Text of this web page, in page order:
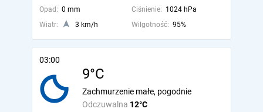
Opad: 0 mm Ciśnienie: 1024 hPa
Wiatr:
3 km/h Wilgotność: 95%
03:00
9°C
Odczuwalna 12°C
Zachmurzenie małe, pogodnie